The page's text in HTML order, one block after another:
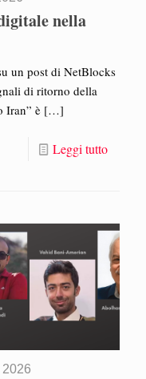
nella
un post di NetBlocks
di ritorno della
Iran” è […]
Leggi tutto